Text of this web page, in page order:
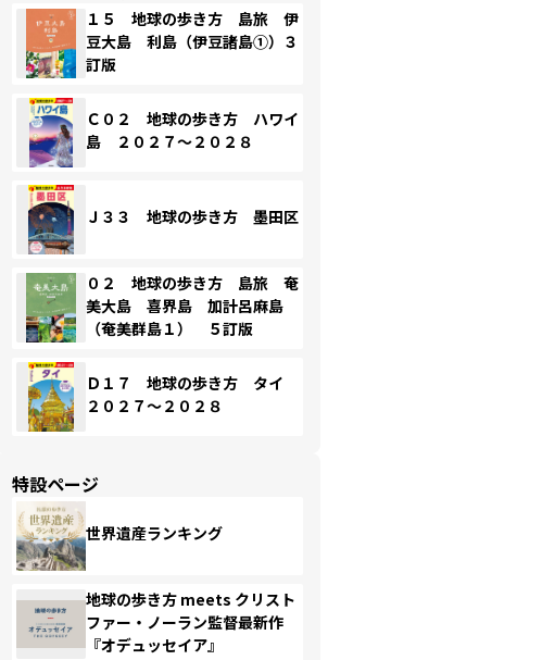
１５ 地球の歩き方 島旅 伊
豆大島 利島（伊豆諸島①）３
訂版
Ｃ０２ 地球の歩き方 ハワイ
島 ２０２７～２０２８
Ｊ３３ 地球の歩き方 墨田区
０２ 地球の歩き方 島旅 奄
美大島 喜界島 加計呂麻島
（奄美群島１） ５訂版
Ｄ１７ 地球の歩き方 タイ
２０２７～２０２８
特設ページ
世界遺産ランキング
地球の歩き方 meets クリスト
ファー・ノーラン監督最新作
『オデュッセイア』